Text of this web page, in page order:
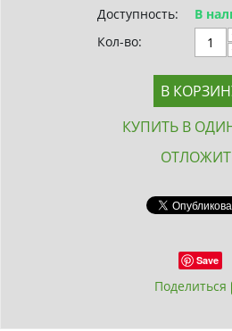
Доступность:
В
Кол-во:
В
КУПИТЬ В
Save
Поделиться